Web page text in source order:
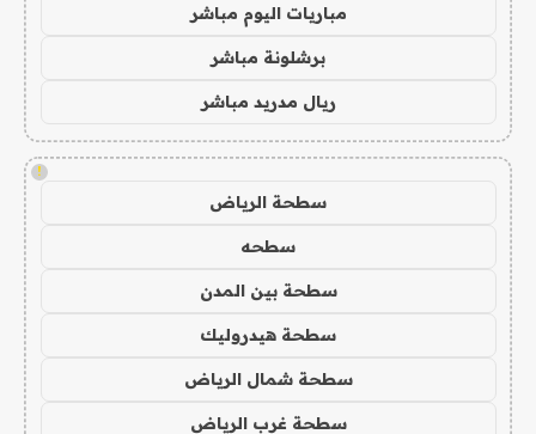
مباريات اليوم مباشر
برشلونة مباشر
ريال مدريد مباشر
!
سطحة الرياض
سطحه
سطحة بين المدن
سطحة هيدروليك
سطحة شمال الرياض
سطحة غرب الرياض